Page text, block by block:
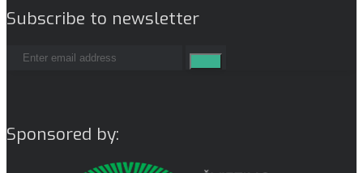
Subscribe to newsletter
Sponsored by: